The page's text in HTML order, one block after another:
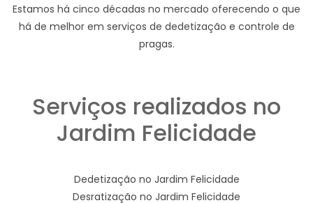
Estamos há cinco décadas no mercado oferecendo o que
há de melhor em serviços de dedetização e controle de
pragas.
Serviços realizados no
Jardim Felicidade
Dedetização no Jardim Felicidade
Desratização no Jardim Felicidade